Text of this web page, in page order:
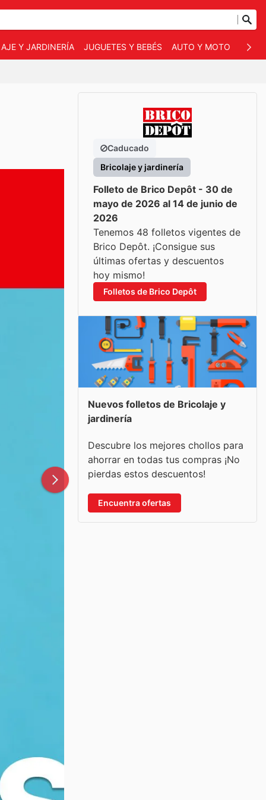
Y JARDINERÍA JUGUETES Y BEBÉS AUTO Y MOTO
Caducado
Bricolaje y jardinería
Folleto de Brico Depôt - 30 de
mayo de 2026 al 14 de junio de
2026
Tenemos 48 folletos vigentes de
Brico Depôt. ¡Consigue sus
últimas ofertas y descuentos
hoy mismo!
Folletos de Brico Depôt
Nuevos folletos de Bricolaje y
jardinería
Descubre los mejores chollos para
ahorrar en todas tus compras ¡No
pierdas estos descuentos!
Encuentra ofertas